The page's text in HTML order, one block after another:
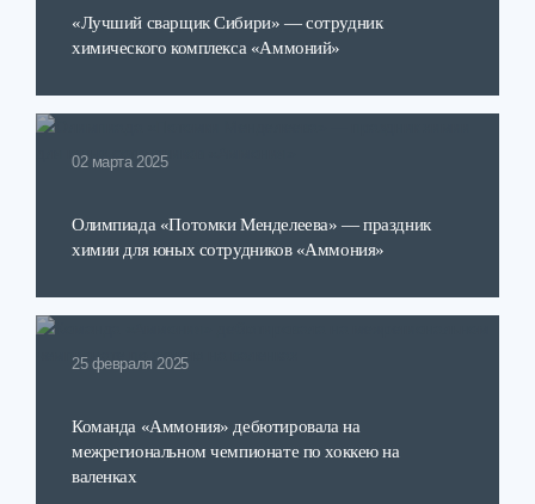
«Лучший сварщик Сибири» — сотрудник
химического комплекса «Аммоний»
02 марта 2025
Олимпиада «Потомки Менделеева» — праздник
химии для юных сотрудников «Аммония»
25 февраля 2025
Команда «Аммония» дебютировала на
межрегиональном чемпионате по хоккею на
валенках